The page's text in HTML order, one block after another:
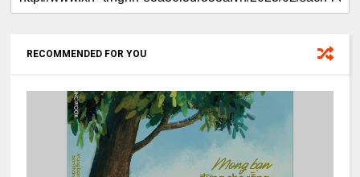
RECOMMENDED FOR YOU